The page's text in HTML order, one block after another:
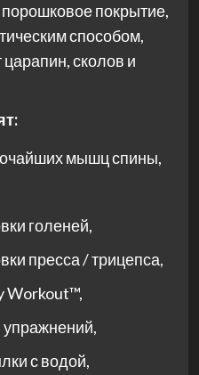
покрытие,
способом,
сколов и
мышц спины,
голеней,
пресса / трицепса,
Workout™,
с водой,